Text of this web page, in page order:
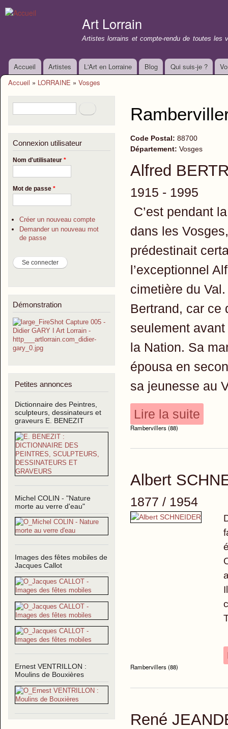
Art Lorrain
Artistes lorrains et compte-rendu de toutes les
Menu principal
Accueil Artistes L'Art en Lorraine Blog Qui suis-je ?
Accueil » LORRAINE » Vosges
Formulaire de rechercheRechercher
Connexion utilisateur
Nom d'utilisateur *
Mot de passe *
Créer un nouveau compte
Demander un nouveau mot
de passe
Démonstration
Petites annonces
Dictionnaire des Peintres,
sculpteurs, dessinateurs et
graveurs E. BENEZIT
Michel COLIN - "Nature
morte au verre d'eau"
Images des fêtes mobiles de
Jacques Callot
Ernest VENTRILLON :
Moulins de Bouxières
Code Postal: 88700
Département: Vosges
Alfred
1915 - 1995
C’est pendant
dans les
prédestinait
l’exceptionnel
cimetière du
Bertrand, car ce
seulement
la Nation. Sa
épousa en
sa jeunesse au
Lire la suite
Rambervillers (88)
Albert
1877 / 1954
Rambervillers (88)
René